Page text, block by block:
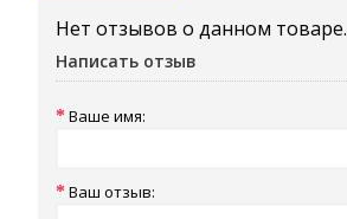
Нет отзывов о данном товаре.
Написать отзыв
Ваше имя:
Ваш отзыв: